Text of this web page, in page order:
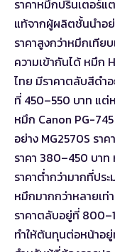
ราคาหมึกปริ้นเตอร์
แท้จากผู้ผลิตชั้นนำอย่
ราคาสูงกว่าหมึกเทีย
ความเข้ากันได้ หมึก
ไทย มีราคาตลับสีดำ
ที่ 450–550 บาท แต่
หมึก Canon PG-
อย่าง MG2570S ร
ราคา 380–450 บา
ราคาต่ำกว่ามากที่ปร
หมึกมากกว่าหลายเท่
ราคาตลับอยู่ที่
ทำให้ต้นทุนต่อหน้าอ